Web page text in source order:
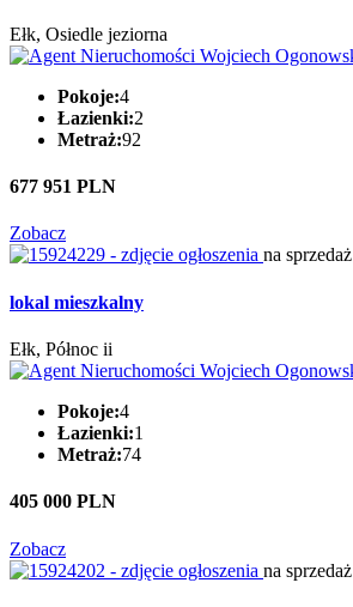
Ełk, Osiedle jeziorna
Pokoje:4
Łazienki:2
Metraż:92
677 951 PLN
Zobacz
na sprzedaż
lokal mieszkalny
Ełk, Północ ii
Pokoje:4
Łazienki:1
Metraż:74
405 000 PLN
Zobacz
na sprzedaż